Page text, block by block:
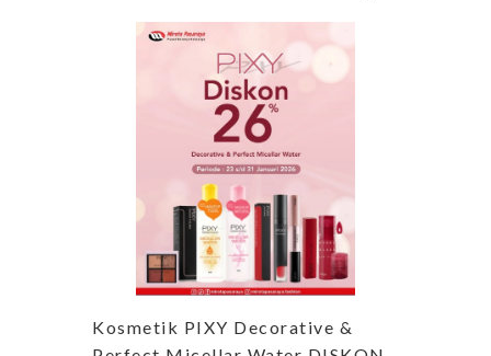
Kosmetik PIXY Decorative &